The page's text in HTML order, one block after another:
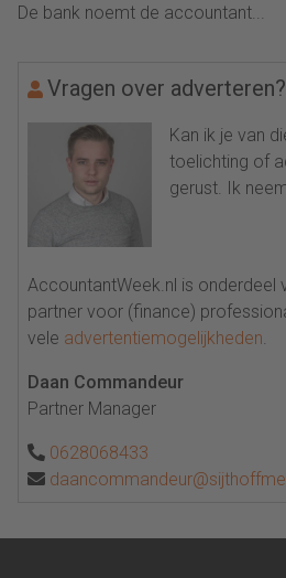
De bank noemt de accountant...
Vragen over adverteren?
Kan ik je van
toelichting of
gerust. Ik
AccountantWeek.nl is onderdeel
partner voor (finance)
vele advertentiemogelijkheden
Daan Commandeur
Partner Manager
0628068433